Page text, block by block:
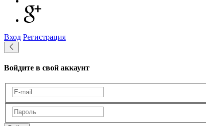
Вход Регистрация
Войдите в свой аккаунт